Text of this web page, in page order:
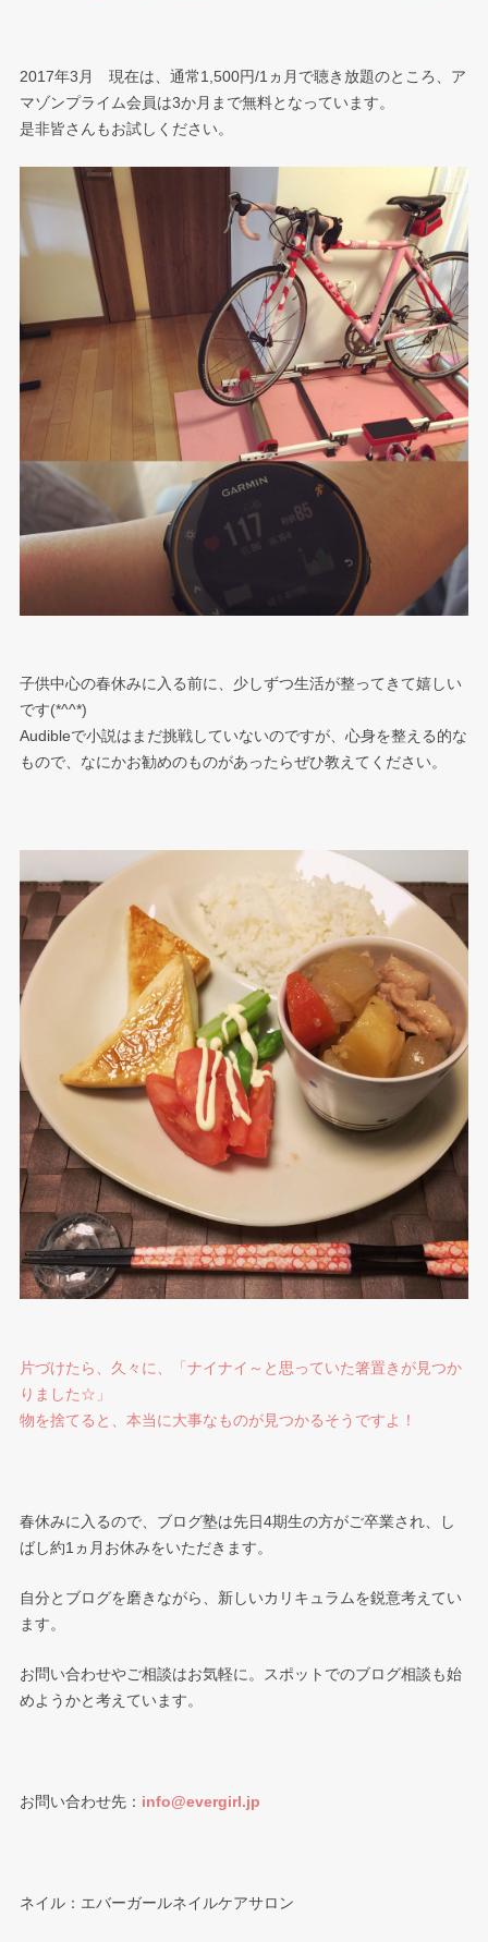
2017年3月 現在は、通常1,500円/1ヵ月で聴き放題のところ、ア
マゾンプライム会員は3か月まで無料となっています。
是非皆さんもお試しください。
子供中心の春休みに入る前に、少しずつ生活が整ってきて嬉しい
です(*^^*)
Audibleで小説はまだ挑戦していないのですが、心身を整える的な
もので、なにかお勧めのものがあったらぜひ教えてください。
片づけたら、久々に、「ナイナイ～と思っていた箸置きが見つか
りました☆」
物を捨てると、本当に大事なものが見つかるそうですよ！
春休みに入るので、ブログ塾は先日4期生の方がご卒業され、し
ばし約1ヵ月お休みをいただきます。
自分とブログを磨きながら、新しいカリキュラムを鋭意考えてい
ます。
お問い合わせやご相談はお気軽に。スポットでのブログ相談も始
めようかと考えています。
お問い合わせ先： info@evergirl.jp
ネイル：エバーガールネイルケアサロン